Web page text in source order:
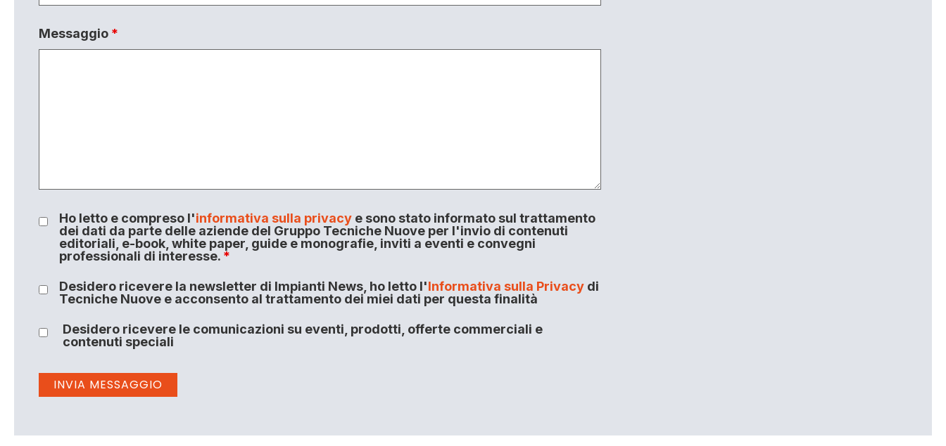
Messaggio *
Ho letto e compreso l'informativa sulla privacye sono stato informato sul trattamento
dei dati da parte delle aziende del Gruppo Tecniche Nuove per l'invio di contenuti
editoriali, e-book, white paper, guide e monografie, inviti a eventi e convegni
professionali di interesse. *
Desidero ricevere la newsletter di Impianti News, ho letto l'Informativa sulla Privacydi
Tecniche Nuove e acconsento al trattamento dei miei dati per questa finalità
Desidero ricevere le comunicazioni su eventi, prodotti, offerte commerciali e
contenuti speciali